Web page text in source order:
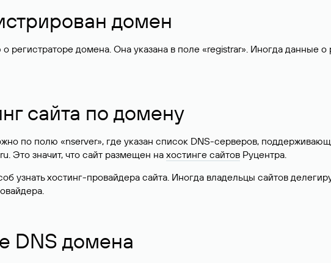
домен
домена. Она указана в поле «registrar». Иногда данные о
сайта по домену
по полю «nserver», где указан список DNS-серверов,
Это значит, что сайт размещен на хостинге сайтов Руцентра.
узнать хостинг-провайдера сайта. Иногда владельцы сайтов
DNS домена